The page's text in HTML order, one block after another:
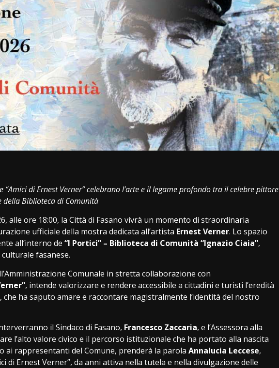
“Amici di Ernest Verner” celebrano l’arte e il legame profondo tra il celebre pittore
Biblioteca di Comunità
alle ore 18:00, la Città di Fasano vivrà un momento di straordinaria
ufficiale della mostra dedicata all’artista Ernest Verner. Lo spazio
all’interno de “I Portici” – Biblioteca di Comunità “Ignazio Ciaia”,
fasanese.
Comunale in stretta collaborazione con
, intende valorizzare e rendere accessibile a cittadini e turisti l’eredità
ha saputo amare e raccontare magistralmente l’identità del nostro
il Sindaco di Fasano, Francesco Zaccaria, e l’Assessora alla
l’alto valore civico e il percorso istituzionale che ha portato alla nascita
ai rappresentanti del Comune, prenderà la parola Annalucia Leccese,
di Ernest Verner”, da anni attiva nella tutela e nella divulgazione delle